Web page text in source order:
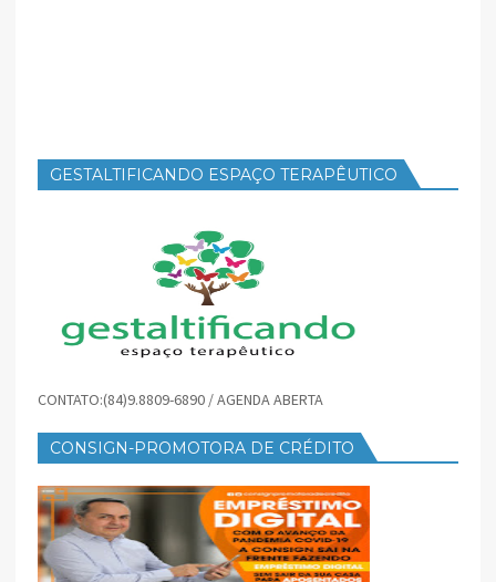
GESTALTIFICANDO ESPAÇO TERAPÊUTICO
CONTATO:(84)9.8809-6890 / AGENDA ABERTA
CONSIGN-PROMOTORA DE CRÉDITO